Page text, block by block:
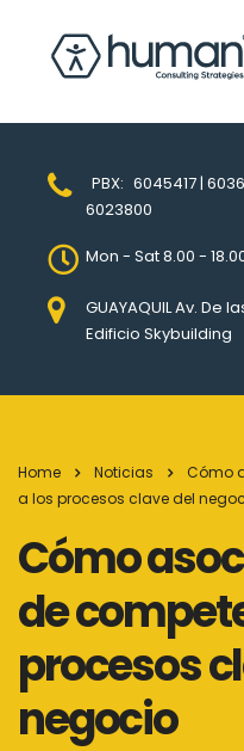
PBX: 6045417 |
6023800
Mon - Sat 8.00 -
GUAYAQUIL Av. De
Edificio Skybuilding
Home Noticias
Cómo
a los procesos clave del
Cómo
de
procesos
negocio